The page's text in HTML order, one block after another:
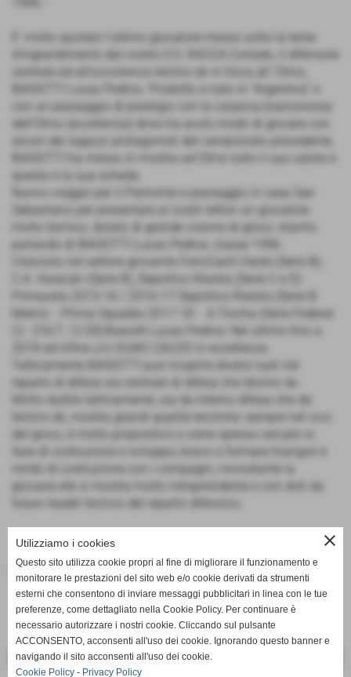
E' molto quotato l'ultimo giocatore messo sotto la lente
d'ingrandimento dal nostro D.S. RACCA Corrado, il difensore
BIASOTTI Lucas Pedros. Prodotto e nato in “Argentina" e
con un passaggio di prestigio con la casacca biancorossa
alcuni dei ragazzi protagonisti del campionato precedente,
questa è la sua scheda.
Nuovo viaggio per il Piemonte e passaggio in casa San
C.A. Huracán (Serie B), Deportivo Riestra (Serie C e D) -
Primavera 2015-16 / 2016-17 Deportivo Riestra (Serie B
Metro) - -Prima Squadra 2017-18 - .A.Trocha (Serie Federal
reparto di difesa sia centrale di difesa che terzino dx.
terzino dx, mostra grandi qualità tecniche: sempre nel vivo
fase di costruzione e sviluppo; bravo a formare triangoli e
rombi di costruzione con i compagni, nonostante la
giovane età si mostra molto intraprendente e con doti da
futuro leader tecnico del reparto difensivo.
Fonte:Società
<< PRECEDENTE
close
Utilizziamo i cookies
Questo sito utilizza cookie propri al fine di migliorare il funzionamento e
monitorare le prestazioni del sito web e/o cookie derivati da strumenti
esterni che consentono di inviare messaggi pubblicitari in linea con le tue
preferenze, come dettagliato nella Cookie Policy. Per continuare è
necessario autorizzare i nostri cookie. Cliccando sul pulsante
ACCONSENTO, acconsenti all'uso dei cookie. Ignorando questo banner e
navigando il sito acconsenti all'uso dei cookie.
Cookie Policy - Privacy Policy